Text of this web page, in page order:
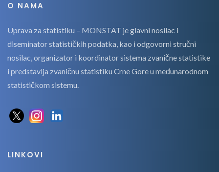
O NAMA
Uprava za statistiku – MONSTAT je glavni nosilac i
diseminator statističkih podatka, kao i odgovorni stručni
nosilac, organizator i koordinator sistema zvanične statistike
i predstavlja zvaničnu statistiku Crne Gore u međunarodnom
statističkom sistemu.
LINKOVI